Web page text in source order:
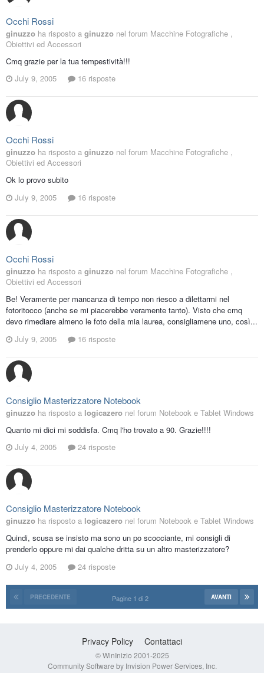
Occhi Rossi
ginuzzo ha risposto a ginuzzo nel forum Macchine Fotografiche ,
Obiettivi ed Accessori
Cmq grazie per la tua tempestività!!!
July 9, 2005
16 risposte
Occhi Rossi
ginuzzo ha risposto a ginuzzo nel forum Macchine Fotografiche ,
Obiettivi ed Accessori
Ok lo provo subito
July 9, 2005
16 risposte
Occhi Rossi
ginuzzo ha risposto a ginuzzo nel forum Macchine Fotografiche ,
Obiettivi ed Accessori
Be! Veramente per mancanza di tempo non riesco a dilettarmi nel
fotoritocco (anche se mi piacerebbe veramente tanto). Visto che cmq
devo rimediare almeno le foto della mia laurea, consigliamene uno, così...
July 9, 2005
16 risposte
Consiglio Masterizzatore Notebook
ginuzzo ha risposto a logicazero nel forum Notebook e Tablet Windows
Quanto mi dici mi soddisfa. Cmq l'ho trovato a 90. Grazie!!!!
July 4, 2005
24 risposte
Consiglio Masterizzatore Notebook
ginuzzo ha risposto a logicazero nel forum Notebook e Tablet Windows
Quindi, scusa se insisto ma sono un po scocciante, mi consigli di
prenderlo oppure mi dai qualche dritta su un altro masterizzatore?
July 4, 2005
24 risposte
PRECEDENTE AVANTI
Pagine 1 di 2
Privacy Policy Contattaci
© WinInizio 2001-2025
Community Software by Invision Power Services, Inc.